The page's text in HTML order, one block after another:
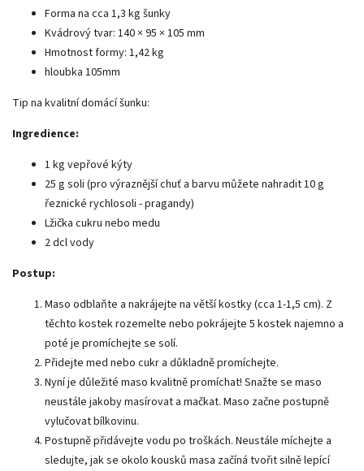
Forma na cca 1,3 kg šunky
Kvádrový tvar: 140 × 95 × 105 mm
Hmotnost formy: 1,42 kg
hloubka 105mm
Tip na kvalitní domácí šunku:
Ingredience:
1 kg vepřové kýty
25 g soli (pro výraznější chuť a barvu můžete nahradit 10 g
řeznické rychlosoli - pragandy)
Lžička cukru nebo medu
2 dcl vody
Postup:
Maso odblaňte a nakrájejte na větší kostky (cca 1-1,5 cm). Z
těchto kostek rozemelte nebo pokrájejte 5 kostek najemno a
poté je promíchejte se solí.
Přidejte med nebo cukr a důkladně promíchejte.
Nyní je důležité maso kvalitně promíchat! Snažte se maso
neustále jakoby masírovat a mačkat. Maso začne postupně
vylučovat bílkovinu.
Postupně přidávejte vodu po troškách. Neustále míchejte a
sledujte, jak se okolo kousků masa začíná tvořit silně lepící